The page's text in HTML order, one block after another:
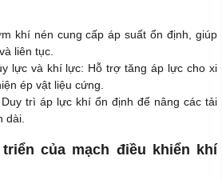
khí nén cung cấp áp suất ổn định, giúp
liên tục.
lực và khí lực: Hỗ trợ tăng áp lực cho xi
ép vật liệu cứng.
trì áp lực khí ổn định để nâng các tải
dài.
của mạch điều khiển khí